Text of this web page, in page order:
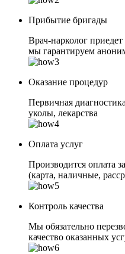
Прибытие бригады
Врач-нарколог
мы гарантируем
Оказание процедур
Первичная
уколы, лекарства
Оплата услуг
Производится оплата
(карта, наличные,
Контроль качества
Мы обязательно
качество оказанных